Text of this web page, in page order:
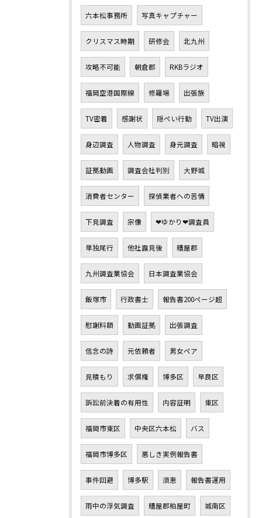
六本松事務所 写真キャプチャー
クリスマス時期 研修会 北九州
攻略不可能 朝倉郡 RKBラジオ
福岡空港国際線 修羅場 出張族
TV密着 感謝状 隠ぺい行動 TV出演
身辺調査 人物調査 身元調査 暗視
証拠動画 調査会社判別 大野城
消費者センター 探偵業者への苦情
下見調査 宗像 ❤ゆかり❤調査員
単独尾行 他社露見後 糟屋郡
九州調査業協会 日本調査業協会
飯塚市 行政書士 報告書200ページ超
慰謝料額 動画証拠 出張調査
信念の詩 元依頼者 男女ペア
見積もり 求償権 博多区 早良区
訴訟前決着の有用性 内容証明 東区
福岡市東区 中央区六本松 バス
福岡市博多区 悪しき実例報告書
事件回避 博多駅 須恵 報告書運用
雨中の浮気調査 糟屋郡粕屋町 城南区